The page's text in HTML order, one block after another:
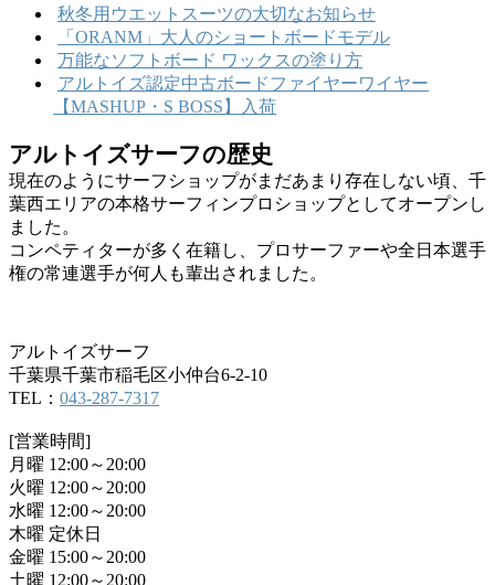
秋冬用ウエットスーツの大切なお知らせ
「ORANM」大人のショートボードモデル
万能なソフトボード ワックスの塗り方
アルトイズ認定中古ボードファイヤーワイヤー
【MASHUP・S BOSS】入荷
アルトイズサーフの歴史
現在のようにサーフショップがまだあまり存在しない頃、千
葉西エリアの本格サーフィンプロショップとしてオープンし
ました。
コンペティターが多く在籍し、プロサーファーや全日本選手
権の常連選手が何人も輩出されました。
アルトイズサーフ
千葉県千葉市稲毛区小仲台6-2-10
TEL： 043-287-7317
[営業時間]
月曜 12:00～20:00
火曜 12:00～20:00
水曜 12:00～20:00
木曜 定休日
金曜 15:00～20:00
土曜 12:00～20:00